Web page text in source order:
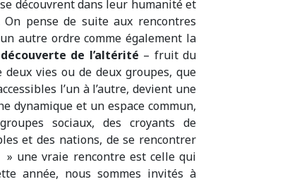
découvrent dans leur humanité et
pense de suite aux rencontres
autre ordre comme également la
découverte de l’altérité – fruit du
vies ou de deux groupes, que
l’un à l’autre, devient une
dynamique et un espace commun,
sociaux, des croyants de
et des nations, de se rencontrer
une vraie rencontre est celle qui
année, nous sommes invités à